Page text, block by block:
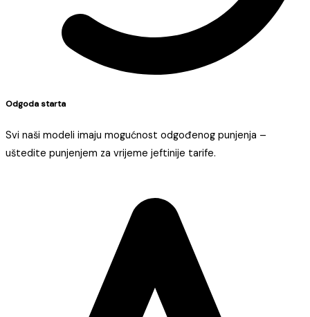
Odgoda starta
Svi naši modeli imaju mogućnost odgođenog punjenja –
uštedite punjenjem za vrijeme jeftinije tarife.